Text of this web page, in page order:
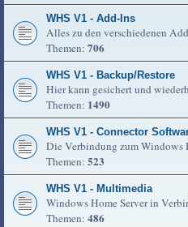
WHS V1 - Add-Ins
Alles zu den verschiedenen
Themen: 706
WHS V1 - Backup/Restore
Hier kann gesichert und
Themen: 1490
WHS V1 - Connector
Die Verbindung zum Windows
Themen: 523
WHS V1 - Multimedia
Windows Home Server in
Themen: 486